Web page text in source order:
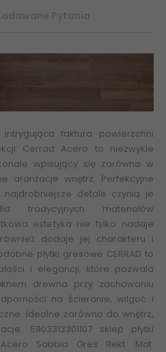
faktura powierzchni
Cerrad Acero to niezwykle
wpisujący się zarówno w
aranżacje wnętrz. Perfekcyjne
detale czynią je
tradycyjnych materiałów
estetyka nie tylko nadaje
dodaje jej charakteru i
płytki gresowe CERRAD to
i elegancji, które pozwala
drewna przy zachowaniu
na ścieranie, wilgoć i
Idealne zarówno do wnętrz,
5903313301107 sklep płytki
Acero Sabbia Gres Rekt. Mat.